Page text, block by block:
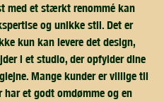
med et stærkt renommé kan
og unikke stil. Det er
kun kan levere det design,
i et studio, der opfylder dine
Mange kunder er villige til
et godt omdømme og en